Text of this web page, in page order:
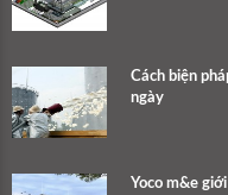
Cách biện
ngày
Yoco m&e